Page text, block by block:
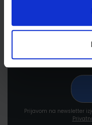
proizvodima i
Prijavom na newsletter